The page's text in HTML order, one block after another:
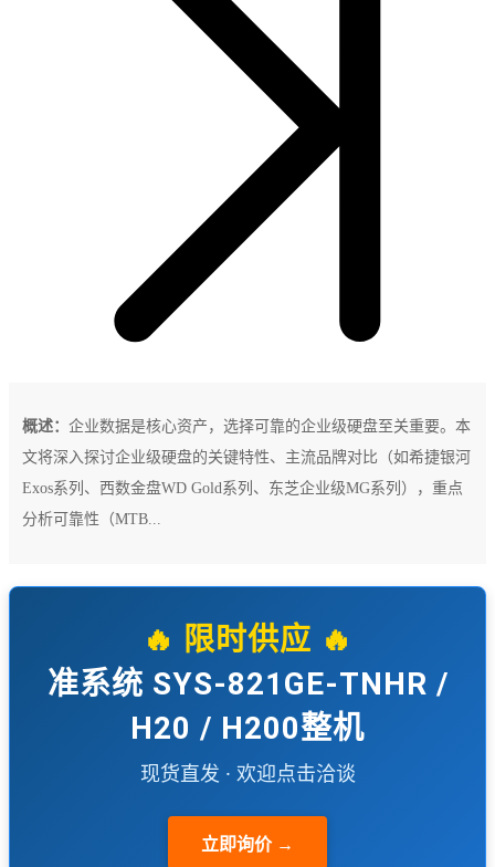
概述： 企业数据是核心资产，选择可靠的企业级硬盘至关重要。本
文将深入探讨企业级硬盘的关键特性、主流品牌对比（如希捷银河
Exos系列、西数金盘WD Gold系列、东芝企业级MG系列），重点
分析可靠性（MTB...
🔥 限时供应 🔥
准系统 SYS-821GE-TNHR /
H20 / H200整机
现货直发 · 欢迎点击洽谈
立即询价 →